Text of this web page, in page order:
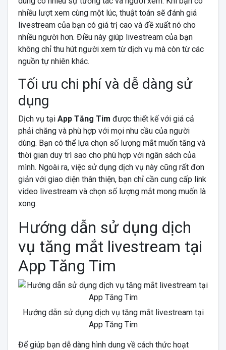
nhiều lượt xem cùng một lúc, thuật toán sẽ đánh giá
livestream của bạn có giá trị cao và đề xuất nó cho
nhiều người hơn. Điều này giúp livestream của bạn
không chỉ thu hút người xem từ dịch vụ mà còn từ các
nguồn tự nhiên khác.
Tối ưu chi phí và dễ dàng sử
dụng
Dịch vụ tại App Tăng Tim được thiết kế với giá cả
phải chăng và phù hợp với mọi nhu cầu của người
dùng. Bạn có thể lựa chọn số lượng mắt muốn tăng và
thời gian duy trì sao cho phù hợp với ngân sách của
mình. Ngoài ra, việc sử dụng dịch vụ này cũng rất đơn
giản với giao diện thân thiện, bạn chỉ cần cung cấp link
video livestream và chọn số lượng mắt mong muốn là
xong.
Hướng dẫn sử dụng dịch
vụ tăng mắt livestream tại
App Tăng Tim
Hướng dẫn sử dụng dịch vụ tăng mắt livestream tại
App Tăng Tim
Để giúp bạn dễ dàng hình dung về cách thức hoạt